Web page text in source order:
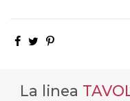
La linea